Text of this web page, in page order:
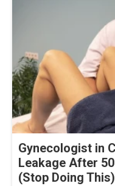
Gynecologist in
Leakage After
(Stop Doing This)